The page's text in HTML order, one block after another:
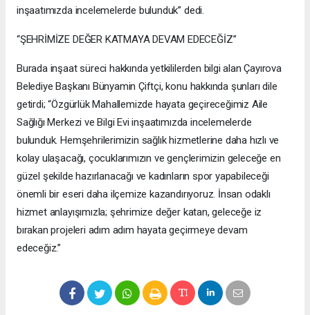
inşaatımızda incelemelerde bulunduk” dedi.
“ŞEHRİMİZE DEĞER KATMAYA DEVAM EDECEĞİZ”
Burada inşaat süreci hakkında yetkililerden bilgi alan Çayırova
Belediye Başkanı Bünyamin Çiftçi, konu hakkında şunları dile
getirdi; “Özgürlük Mahallemizde hayata geçireceğimiz Aile
Sağlığı Merkezi ve Bilgi Evi inşaatımızda incelemelerde
bulunduk. Hemşehrilerimizin sağlık hizmetlerine daha hızlı ve
kolay ulaşacağı, çocuklarımızın ve gençlerimizin geleceğe en
güzel şekilde hazırlanacağı ve kadınların spor yapabileceği
önemli bir eseri daha ilçemize kazandırıyoruz. İnsan odaklı
hizmet anlayışımızla; şehrimize değer katan, geleceğe iz
bırakan projeleri adım adım hayata geçirmeye devam
edeceğiz.”